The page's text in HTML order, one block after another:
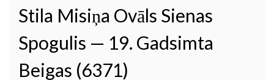
Stila Misiņa Ovāls Sienas
Spogulis — 19. Gadsimta
Beigas (6371)